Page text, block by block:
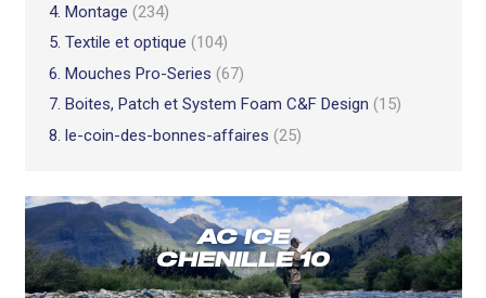
4. Montage (234)
5. Textile et optique (104)
6. Mouches Pro-Series (67)
7. Boites, Patch et System Foam C&F Design (15)
8. le-coin-des-bonnes-affaires (25)
AC ICE
CHENILLE 10